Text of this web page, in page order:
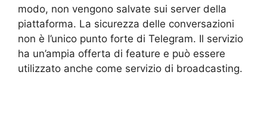
modo, non vengono salvate sui server della
piattaforma. La sicurezza delle conversazioni
non è l’unico punto forte di Telegram. Il servizio
ha un’ampia offerta di feature e può essere
utilizzato anche come servizio di broadcasting.